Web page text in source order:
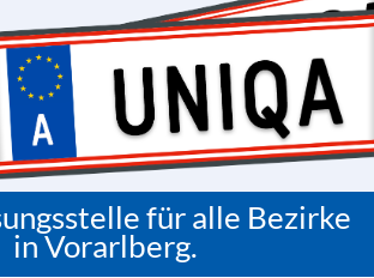
für alle Bezirke
in Vorarlberg.